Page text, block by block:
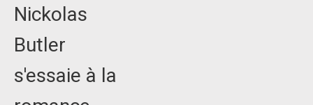
Nickolas
Butler
s'essaie à la